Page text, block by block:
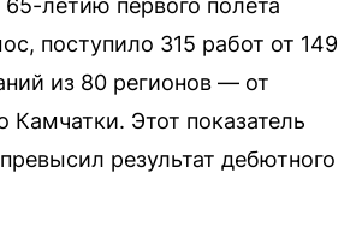
поступило 315 работ от 149
из 80 регионов — от
Камчатки. Этот показатель
результат дебютного